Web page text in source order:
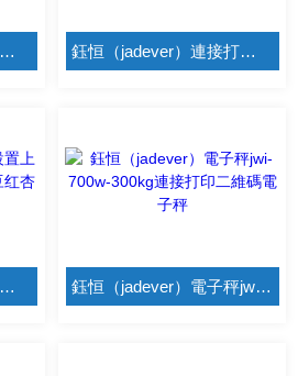
夏門鈺恒（jadever）計個數單重jwi-700c/30kg三色報警電子秤 鈺恒（jadever）連接打印電子秤jwi-700w-50kg自由設置打印內容磅秤
鈺恒（jadever）自由設置上下線值jwi-700w-60kg麻豆红杏AV免费免费观看 鈺恒（jadever）電子秤jwi-700w-300kg連接打印二維碼電子秤